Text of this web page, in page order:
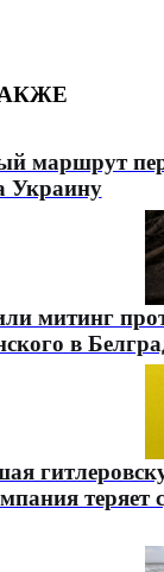
маршрут
Украину
митинг
в
теряет